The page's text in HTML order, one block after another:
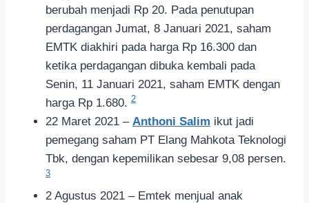
berubah menjadi Rp 20. Pada penutupan
perdagangan Jumat, 8 Januari 2021, saham
EMTK diakhiri pada harga Rp 16.300 dan
ketika perdagangan dibuka kembali pada
Senin, 11 Januari 2021, saham EMTK dengan
harga Rp 1.680. 2
22 Maret 2021 – Anthoni Salim ikut jadi
pemegang saham PT Elang Mahkota Teknologi
Tbk, dengan kepemilikan sebesar 9,08 persen.
3
2 Agustus 2021 – Emtek menjual anak